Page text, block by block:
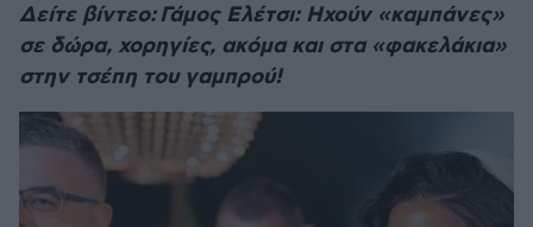
Δείτε βίντεο: Γάμος Ελέτσι: Ηχούν «καμπάνες»
σε δώρα, χορηγίες, ακόμα και στα «φακελάκια»
στην τσέπη του γαμπρού!